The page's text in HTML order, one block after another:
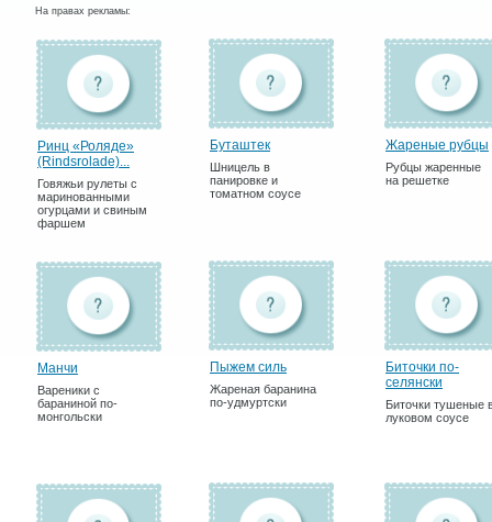
На правах рекламы:
Ринц «Роляде»
(Rindsrolade)...
Говяжьи рулеты с
маринованными
огурцами и свиным
фаршем
Буташтек
Шницель в
панировке и
томатном соусе
Жареные рубцы
Рубцы жаренные
на решетке
Манчи
Вареники с
бараниной по-
монгольски
Пыжем силь
Жареная баранина
по-удмуртски
Биточки по-
селянски
Биточки тушеные
луковом соусе